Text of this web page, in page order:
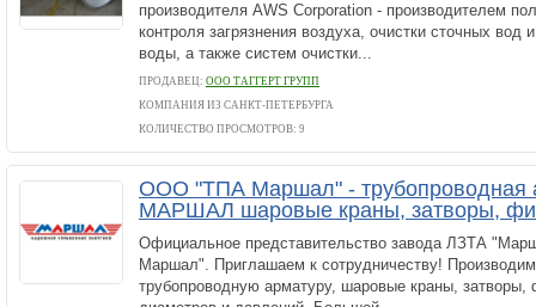
производителя AWS Corporation - производителем
контроля загрязнения воздуха, очистки сточных вод
воды, а также систем очистки...
ПРОДАВЕЦ: ООО ТАГГЕРТ ГРУПП
КОМПАНИЯ ИЗ САНКТ-ПЕТЕРБУРГА
КОЛИЧЕСТВО ПРОСМОТРОВ: 9
ООО "ТПА Маршал" - трубопроводная
МАРШАЛ шаровые краны, затворы,
Официальное представительство завода ЛЗТА
Маршал". Приглашаем к сотрудничеству!
трубопроводную арматуру, шаровые краны,